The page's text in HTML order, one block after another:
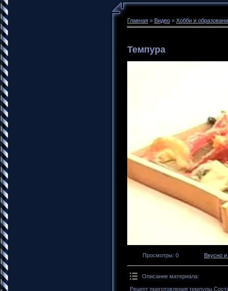
Главная » Видео » Хобби и
Темпура
Просмотры: 0 Вкусно
Описание материала:
Рецепт приготовления